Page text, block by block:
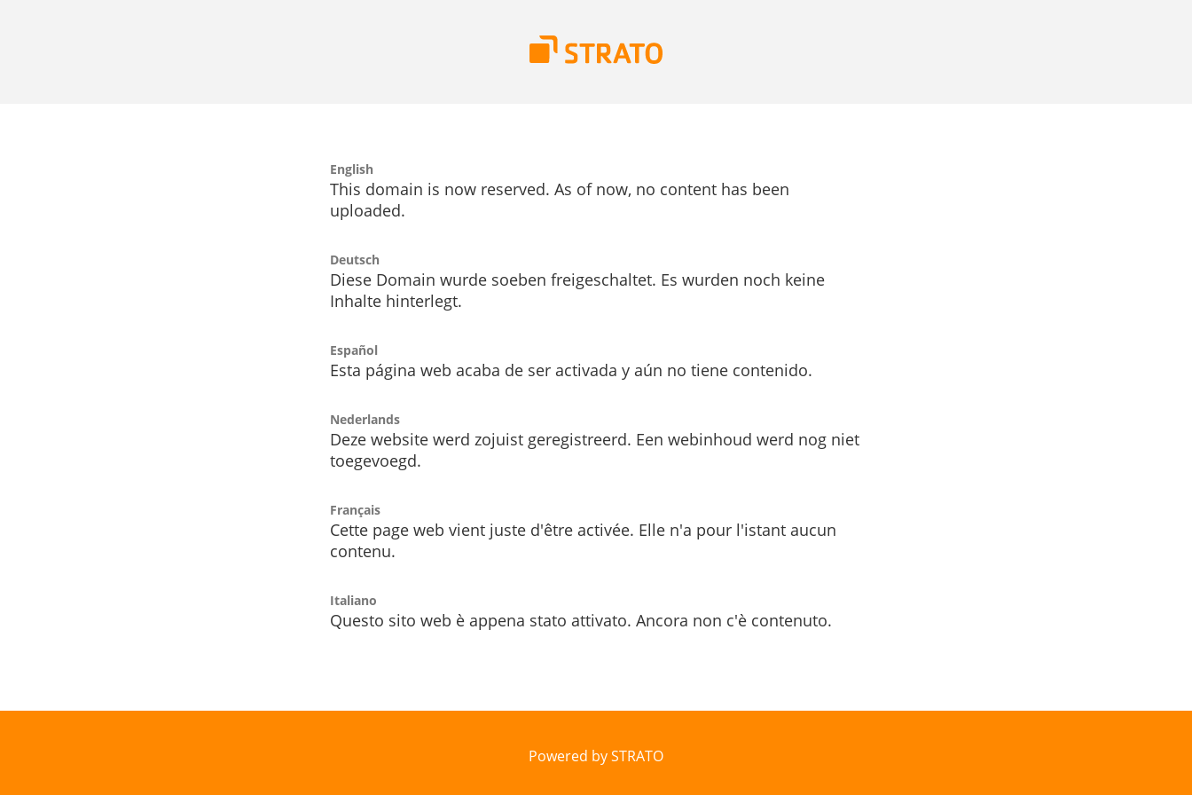
English
This domain is now reserved. As of now, no content has been
uploaded.
Deutsch
Diese Domain wurde soeben freigeschaltet. Es wurden noch keine
Inhalte hinterlegt.
Español
Esta página web acaba de ser activada y aún no tiene contenido.
Nederlands
Deze website werd zojuist geregistreerd. Een webinhoud werd nog niet
toegevoegd.
Français
Cette page web vient juste d'être activée. Elle n'a pour l'istant aucun
contenu.
Italiano
Questo sito web è appena stato attivato. Ancora non c'è contenuto.
Powered by STRATO